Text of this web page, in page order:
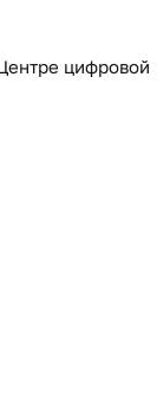
цифровой